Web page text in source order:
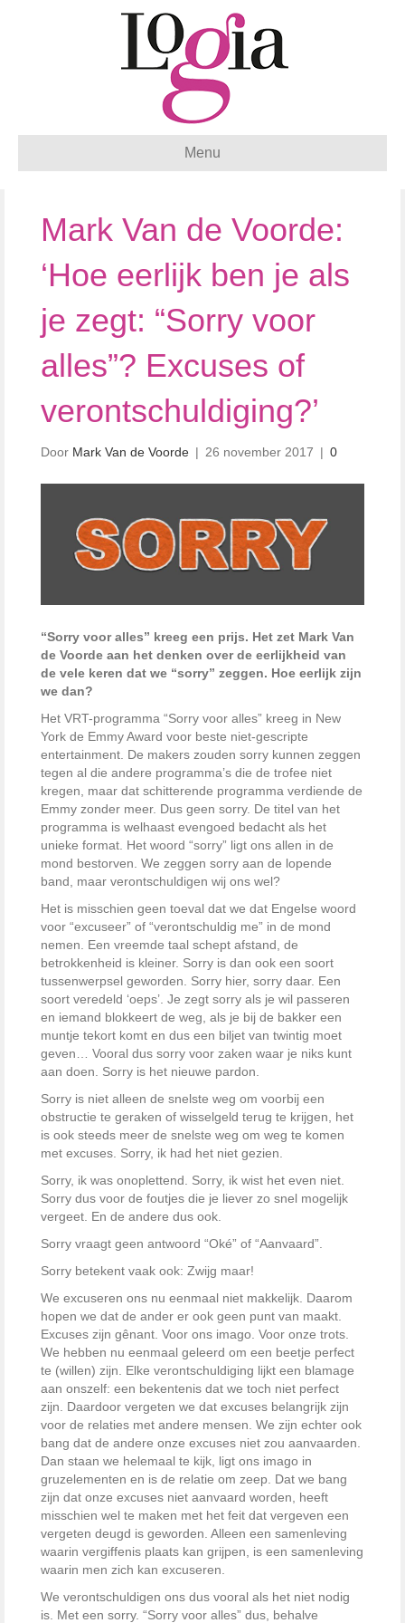
Menu
Mark Van de Voorde:
‘Hoe eerlijk ben je als
je zegt: “Sorry voor
alles”? Excuses of
verontschuldiging?’
Door Mark Van de Voorde | 26 november 2017 | 0
“Sorry voor alles” kreeg een prijs. Het zet Mark Van
de Voorde aan het denken over de eerlijkheid van
de vele keren dat we “sorry” zeggen. Hoe eerlijk zijn
we dan?
Het VRT-programma “Sorry voor alles” kreeg in New
York de Emmy Award voor beste niet-gescripte
entertainment. De makers zouden sorry kunnen zeggen
tegen al die andere programma’s die de trofee niet
kregen, maar dat schitterende programma verdiende de
Emmy zonder meer. Dus geen sorry. De titel van het
programma is welhaast evengoed bedacht als het
unieke format. Het woord “sorry” ligt ons allen in de
mond bestorven. We zeggen sorry aan de lopende
band, maar verontschuldigen wij ons wel?
Het is misschien geen toeval dat we dat Engelse woord
voor “excuseer” of “verontschuldig me” in de mond
nemen. Een vreemde taal schept afstand, de
betrokkenheid is kleiner. Sorry is dan ook een soort
tussenwerpsel geworden. Sorry hier, sorry daar. Een
soort veredeld ‘oeps’. Je zegt sorry als je wil passeren
en iemand blokkeert de weg, als je bij de bakker een
muntje tekort komt en dus een biljet van twintig moet
geven… Vooral dus sorry voor zaken waar je niks kunt
aan doen. Sorry is het nieuwe pardon.
Sorry is niet alleen de snelste weg om voorbij een
obstructie te geraken of wisselgeld terug te krijgen, het
is ook steeds meer de snelste weg om weg te komen
met excuses. Sorry, ik had het niet gezien.
Sorry, ik was onoplettend. Sorry, ik wist het even niet.
Sorry dus voor de foutjes die je liever zo snel mogelijk
vergeet. En de andere dus ook.
Sorry vraagt geen antwoord “Oké” of “Aanvaard”.
Sorry betekent vaak ook: Zwijg maar!
We excuseren ons nu eenmaal niet makkelijk. Daarom
hopen we dat de ander er ook geen punt van maakt.
Excuses zijn gênant. Voor ons imago. Voor onze trots.
We hebben nu eenmaal geleerd om een beetje perfect
te (willen) zijn. Elke verontschuldiging lijkt een blamage
aan onszelf: een bekentenis dat we toch niet perfect
zijn. Daardoor vergeten we dat excuses belangrijk zijn
voor de relaties met andere mensen. We zijn echter ook
bang dat de andere onze excuses niet zou aanvaarden.
Dan staan we helemaal te kijk, ligt ons imago in
gruzelementen en is de relatie om zeep. Dat we bang
zijn dat onze excuses niet aanvaard worden, heeft
misschien wel te maken met het feit dat vergeven een
vergeten deugd is geworden. Alleen een samenleving
waarin vergiffenis plaats kan grijpen, is een samenleving
waarin men zich kan excuseren.
We verontschuldigen ons dus vooral als het niet nodig
is. Met een sorry. “Sorry voor alles” dus, behalve